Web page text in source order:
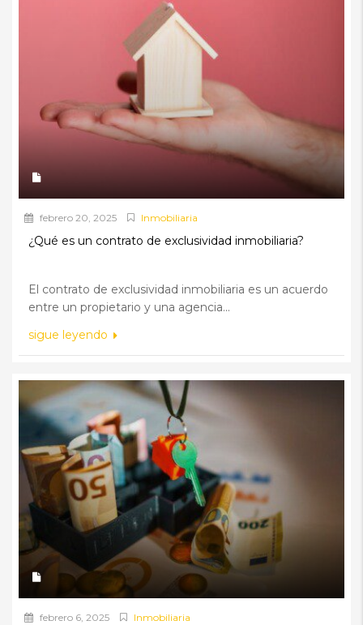
febrero 20, 2025 Inmobiliaria
¿Qué es un contrato de exclusividad inmobiliaria?
El contrato de exclusividad inmobiliaria es un acuerdo
entre un propietario y una agencia...
sigue leyendo
febrero 6, 2025 Inmobiliaria